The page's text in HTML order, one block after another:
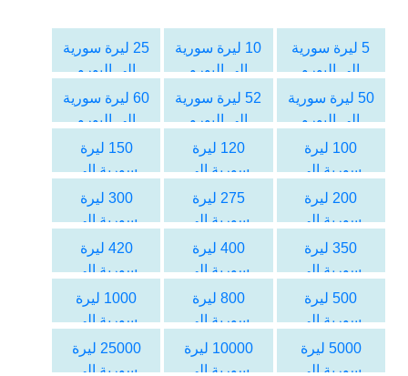
5 ليرة سورية
الى اليورو
10 ليرة سورية
الى اليورو
25 ليرة سورية
الى اليورو
50 ليرة سورية
الى اليورو
52 ليرة سورية
الى اليورو
60 ليرة سورية
الى اليورو
100 ليرة
سورية الى
اليورو
120 ليرة
سورية الى
اليورو
150 ليرة
سورية الى
اليورو
200 ليرة
سورية الى
اليورو
275 ليرة
سورية الى
اليورو
300 ليرة
سورية الى
اليورو
350 ليرة
سورية الى
اليورو
400 ليرة
سورية الى
اليورو
420 ليرة
سورية الى
اليورو
500 ليرة
سورية الى
اليورو
800 ليرة
سورية الى
اليورو
1000 ليرة
سورية الى
اليورو
5000 ليرة
سورية الى
10000 ليرة
سورية الى
25000 ليرة
سورية الى